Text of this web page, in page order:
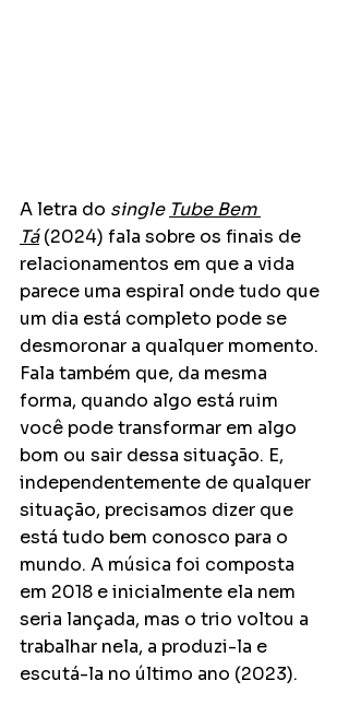
A letra do single Tube Bem
Tá (2024) fala sobre os finais de
relacionamentos em que a vida
parece uma espiral onde tudo que
um dia está completo pode se
desmoronar a qualquer momento.
Fala também que, da mesma
forma, quando algo está ruim
você pode transformar em algo
bom ou sair dessa situação. E,
independentemente de qualquer
situação, precisamos dizer que
está tudo bem conosco para o
mundo. A música foi composta
em 2018 e inicialmente ela nem
seria lançada, mas o trio voltou a
trabalhar nela, a produzi-la e
escutá-la no último ano (2023).